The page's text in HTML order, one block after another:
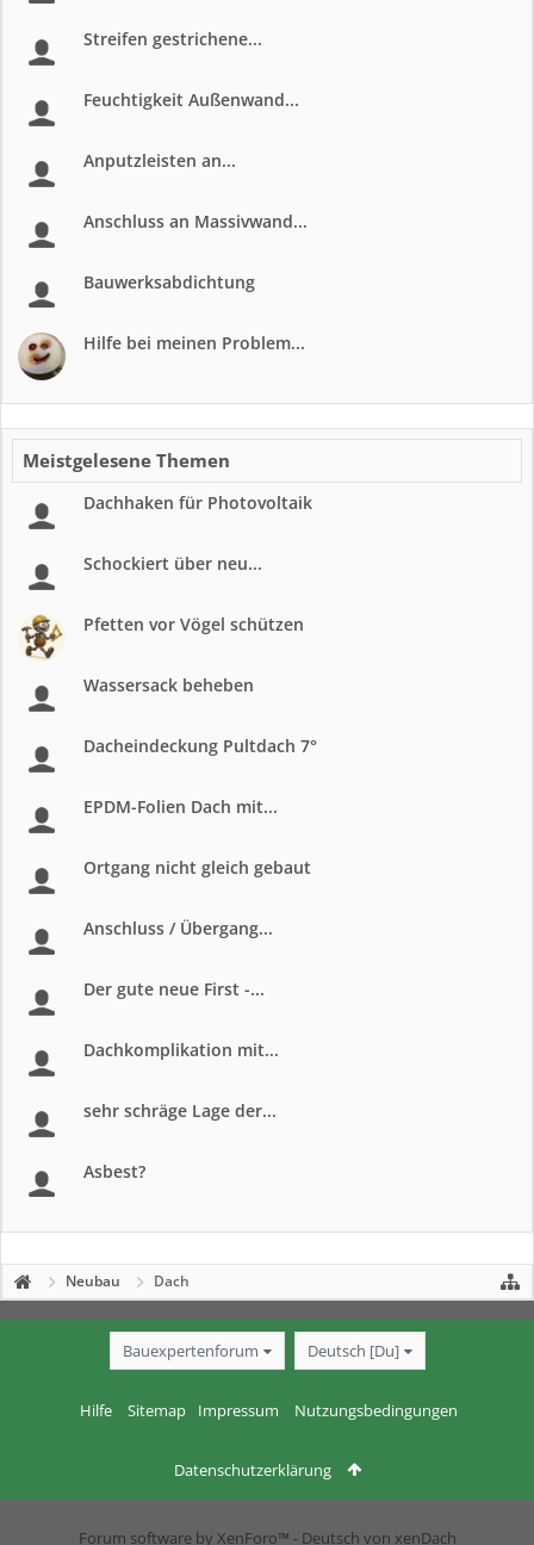
Streifen gestrichene...
Feuchtigkeit Außenwand...
Anputzleisten an...
Anschluss an Massivwand...
Bauwerksabdichtung
Hilfe bei meinen Problem...
Meistgelesene Themen
Dachhaken für Photovoltaik
Schockiert über neu...
Pfetten vor Vögel schützen
Wassersack beheben
Dacheindeckung Pultdach 7°
EPDM-Folien Dach mit...
Ortgang nicht gleich gebaut
Anschluss / Übergang...
Der gute neue First -...
Dachkomplikation mit...
sehr schräge Lage der...
Asbest?
Neubau Dach
Bauexpertenforum Deutsch [Du]
Hilfe Sitemap Impressum Nutzungsbedingungen
Datenschutzerklärung
Forum software by XenForo™ - Deutsch von xenDach